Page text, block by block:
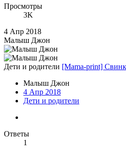
Просмотры
3K
4 Апр 2018
Малыш Джон
Дети и родители [Mama-print]
Малыш Джон
4 Апр 2018
Дети и родители
Ответы
1